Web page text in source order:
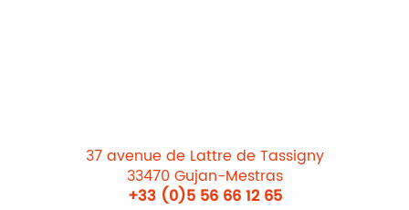
37 avenue de Lattre de Tassigny
33470 Gujan-Mestras
+33 (0)5 56 66 12 65